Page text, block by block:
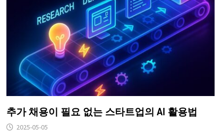
추가 채용이 필요 없는 스타트업의 AI 활용법
2025-05-05